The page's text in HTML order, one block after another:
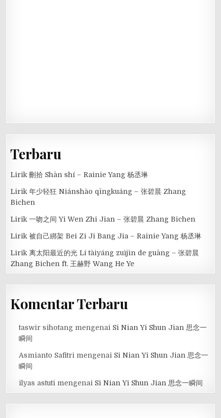
Terbaru
Lirik 刪拾 Shān shí – Rainie Yang 杨丞琳
Lirik 年少轻狂 Niánshào qīngkuáng – 张碧晨 Zhang
Bichen
Lirik 一吻之间 Yi Wen Zhi Jian – 张碧晨 Zhang Bichen
Lirik 被自己綁架 Bei Zi Ji Bang Jia – Rainie Yang 杨丞琳
Lirik 离太阳最近的光 Lí tàiyáng zuìjìn de guāng – 张碧晨
Zhang Bichen ft. 王赫野 Wang He Ye
Komentar Terbaru
taswir sihotang mengenai Si Nian Yi Shun Jian 思念一
瞬间
Asmianto Safitri mengenai Si Nian Yi Shun Jian 思念一
瞬间
ilyas astuti mengenai Si Nian Yi Shun Jian 思念一瞬间